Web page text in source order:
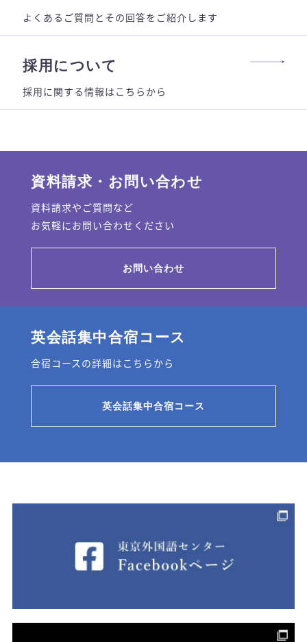
よくあるご質問とその回答をご紹介します
採用について
採用に関する情報はこちらから
資料請求・お問い合わせ
資料請求やご質問など
お気軽にお問い合わせください
お問い合わせ
英会話集中合宿コース
合宿コースの詳細はこちらから
英会話集中合宿コース